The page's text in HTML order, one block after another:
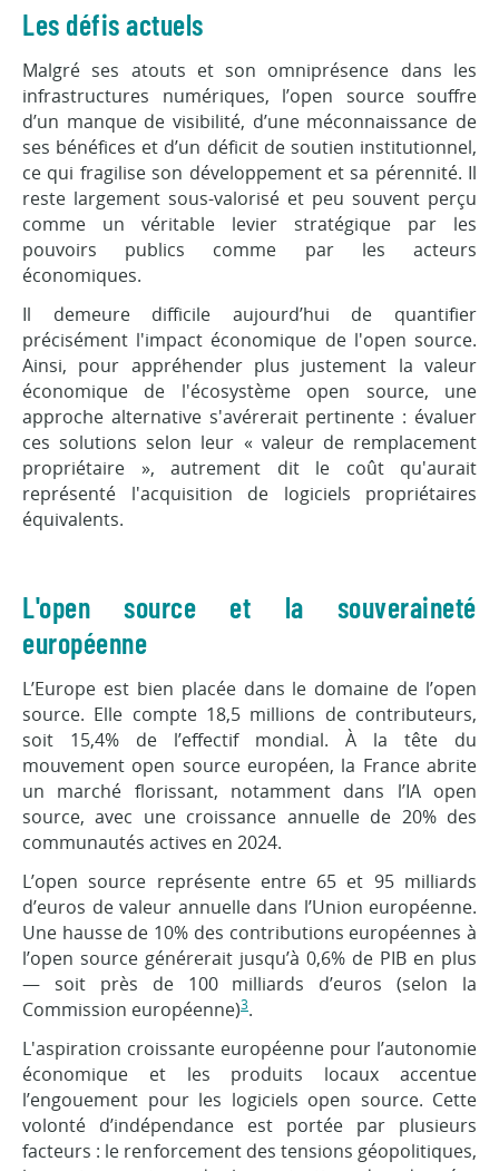
Les défis actuels
Malgré ses atouts et son omniprésence dans les
infrastructures numériques, l’open source souffre
d’un manque de visibilité, d’une méconnaissance de
ses bénéfices et d’un déficit de soutien institutionnel,
ce qui fragilise son développement et sa pérennité. Il
reste largement sous-valorisé et peu souvent perçu
comme un véritable levier stratégique par les
pouvoirs publics comme par les acteurs
économiques.
Il demeure difficile aujourd’hui de quantifier
précisément l'impact économique de l'open source.
Ainsi, pour appréhender plus justement la valeur
économique de l'écosystème open source, une
approche alternative s'avérerait pertinente : évaluer
ces solutions selon leur « valeur de remplacement
propriétaire », autrement dit le coût qu'aurait
représenté l'acquisition de logiciels propriétaires
équivalents.
L'open source et la souveraineté
européenne
L’Europe est bien placée dans le domaine de l’open
source. Elle compte 18,5 millions de contributeurs,
soit 15,4% de l’effectif mondial. À la tête du
mouvement open source européen, la France abrite
un marché florissant, notamment dans l’IA open
source, avec une croissance annuelle de 20% des
communautés actives en 2024.
L’open source représente entre 65 et 95 milliards
d’euros de valeur annuelle dans l’Union européenne.
Une hausse de 10% des contributions européennes à
l’open source générerait jusqu’à 0,6% de PIB en plus
— soit près de 100 milliards d’euros (selon la
Commission européenne)3.
L'aspiration croissante européenne pour l’autonomie
économique et les produits locaux accentue
l’engouement pour les logiciels open source. Cette
volonté d’indépendance est portée par plusieurs
facteurs : le renforcement des tensions géopolitiques,